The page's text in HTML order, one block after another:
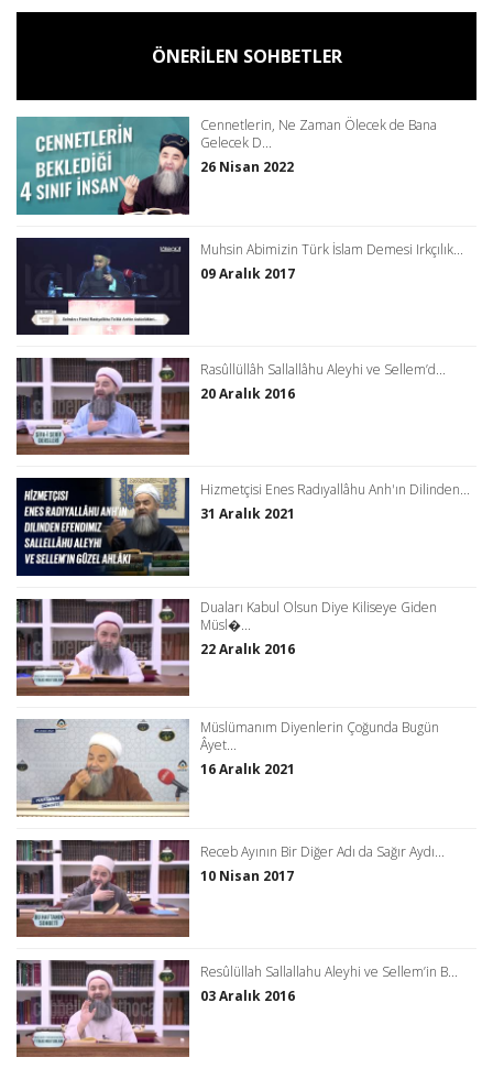
ÖNERİLEN SOHBETLER
Cennetlerin, Ne Zaman Ölecek de Bana
Gelecek D...
26 Nisan 2022
Muhsin Abimizin Türk İslam Demesi Irkçılık...
09 Aralık 2017
Rasûllüllâh Sallallâhu Aleyhi ve Sellem’d...
20 Aralık 2016
Hizmetçisi Enes Radıyallâhu Anh'ın Dilinden...
31 Aralık 2021
Duaları Kabul Olsun Diye Kiliseye Giden
Müsl�...
22 Aralık 2016
Müslümanım Diyenlerin Çoğunda Bugün
Âyet...
16 Aralık 2021
Receb Ayının Bir Diğer Adı da Sağır Aydı...
10 Nisan 2017
Resûlüllah Sallallahu Aleyhi ve Sellem’in B...
03 Aralık 2016